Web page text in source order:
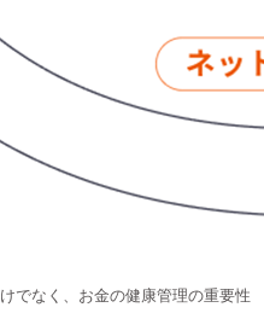
でなく、お金の健康管理の重要性